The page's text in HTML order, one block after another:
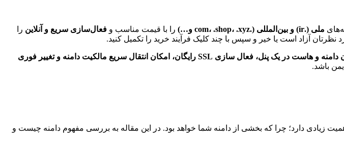
ملی (.ir) و بین‌المللی (.com، .shop، .xyz و…) را با قیمت‌ مناسب و فعال‌سازی سریع و آنلاین را
آزاد است یا خیر و سپس با چند کلیک فرآیند خرید را تکمیل کنید.
پشتیبانی قوی مدیریت همزمان دامنه و هاست در یک پنل، فعال‌ سازی SSL رایگان، امکان انتقال سریع مالکیت دامنه و تغییر فوری
باشد.
زیادی دارد؛ چرا که بخشی از دامنه شما خواهد بود. در این مقاله به بررسی مفهوم دامنه چیست و